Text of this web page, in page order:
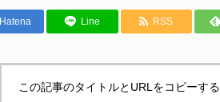
Hatena Line RSS
この記事のタイトルとURLをコピーする